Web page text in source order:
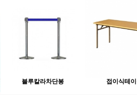
블루칼라차단봉 접이식테